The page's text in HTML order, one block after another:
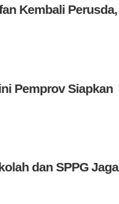
Kembali Perusda,
Pemprov Siapkan
dan SPPG Jaga